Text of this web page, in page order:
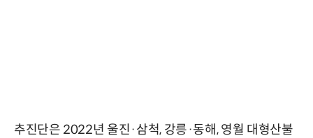
추진단은 2022년 울진·삼척, 강릉·동해, 영월 대형산불